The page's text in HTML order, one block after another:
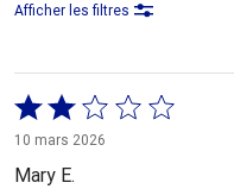
Afficher les filtres
Coté
2 sur
5
10 mars 2026
Mary E.